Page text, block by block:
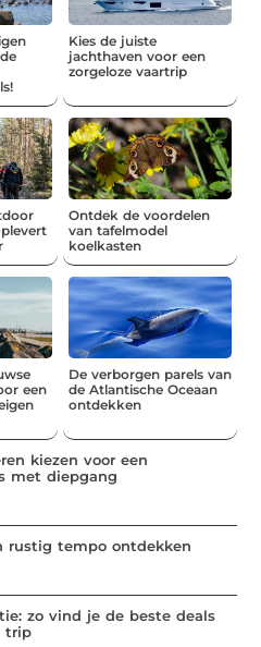
Kies de juiste
jachthaven voor een
zorgeloze vaartrip
Ontdek de voordelen
van tafelmodel
koelkasten
een
De verborgen parels van
de Atlantische Oceaan
ontdekken
kiezen voor een
met diepgang
rustig tempo ontdekken
zo vind je de beste deals
trip